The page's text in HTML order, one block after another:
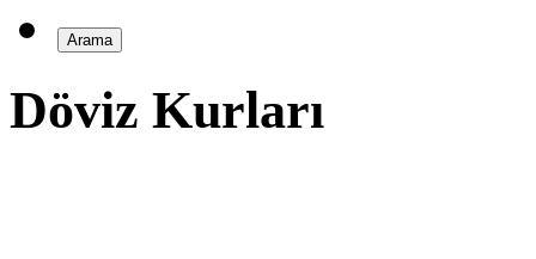
Döviz Kurları